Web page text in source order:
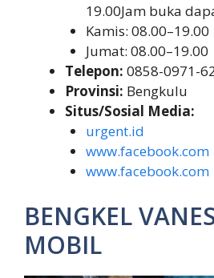
19.00Jam buka
Kamis: 08.00–19.00
Jumat: 08.00–19.00
Telepon: 0858-0971-
Provinsi: Bengkulu
Situs/Sosial Media:
urgent.id
www.facebook.com
www.facebook.com
BENGKEL
MOBIL